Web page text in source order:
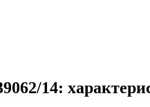
14: